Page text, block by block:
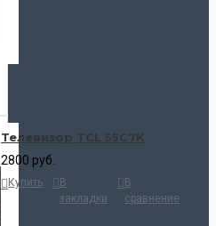
Телевизор TCL 55C7K
2800 руб.
Купить
В
закладки
В
сравнение